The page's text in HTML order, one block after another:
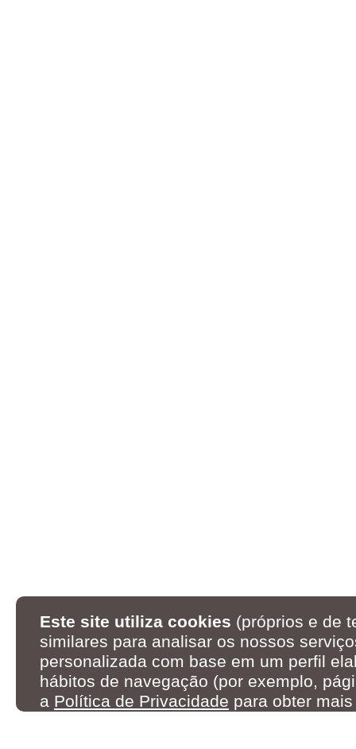
Este site utiliza cookies (próprios e de
similares para analisar os nossos
personalizada com base em um perfil
hábitos de navegação (por exemplo,
a Política de Privacidade para obter